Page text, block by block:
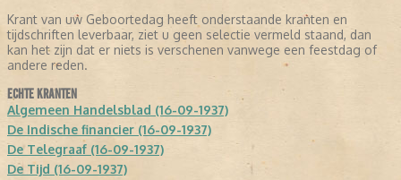
Krant van uw Geboortedag heeft onderstaande kranten en
tijdschriften leverbaar, ziet u geen selectie vermeld staand, dan
kan het zijn dat er niets is verschenen vanwege een feestdag of
andere reden.
ECHTE KRANTEN
Algemeen Handelsblad (16-09-1937)
De Indische financier (16-09-1937)
De Telegraaf (16-09-1937)
De Tijd (16-09-1937)